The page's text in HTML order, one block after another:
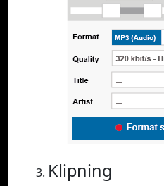
Klipning